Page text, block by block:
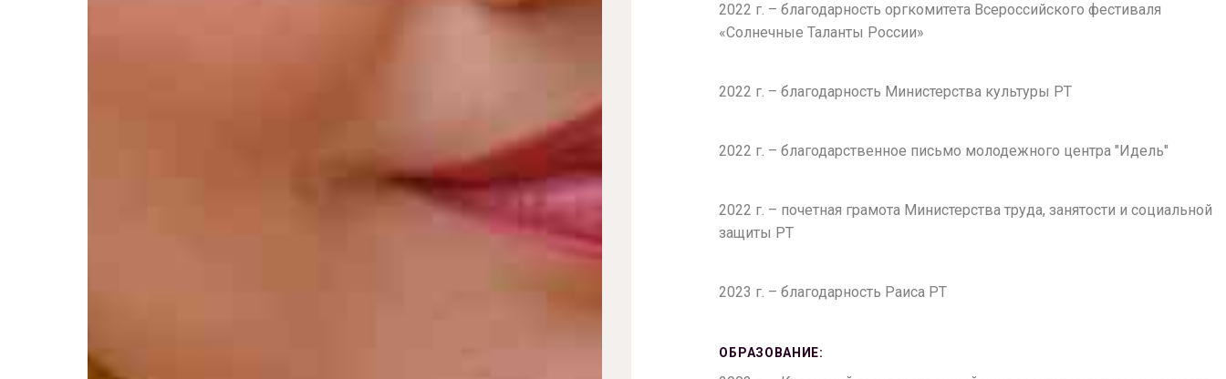
2022 г. – благодарность оргкомитета Всероссийского фестиваля
«Солнечные Таланты России»
2022 г. – благодарность Министерства культуры РТ
2022 г. – благодарственное письмо молодежного центра "Идель"
2022 г. – почетная грамота Министерства труда, занятости и социальной
защиты РТ
2023 г. – благодарность Раиса РТ
ОБРАЗОВАНИЕ: